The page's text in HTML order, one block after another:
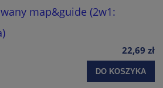
map&guide (2w1:
22,69 zł
DO KOSZYKA